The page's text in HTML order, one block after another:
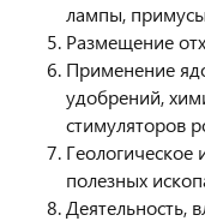
лампы,
Размещение
Применение
удобрений,
стимуляторов
Геологическое
полезных
Деятельность,